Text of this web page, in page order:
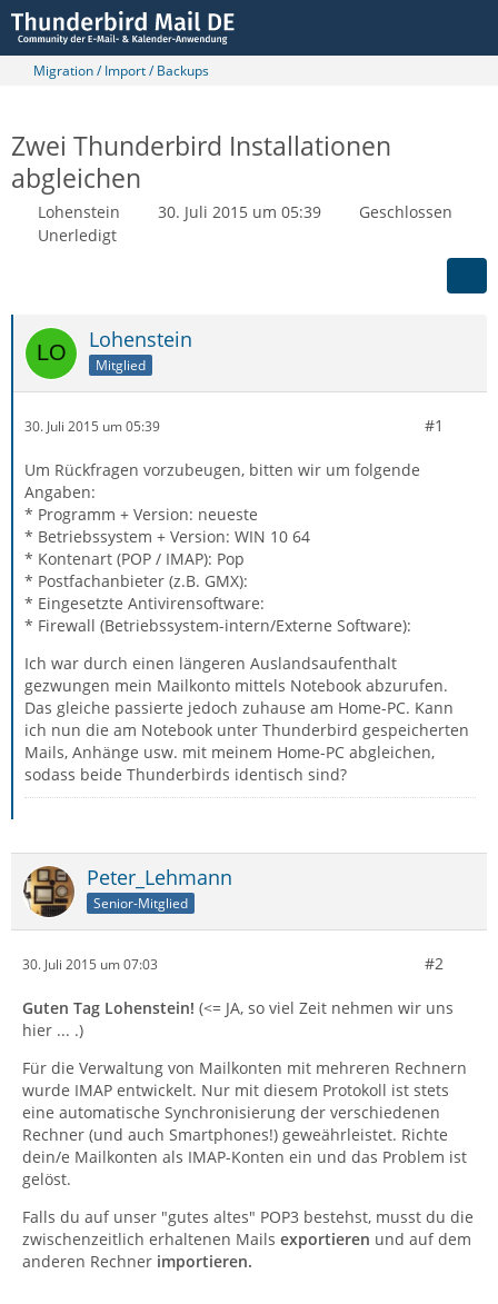
Migration / Import / Backups
Zwei Thunderbird Installationen
abgleichen
Lohenstein 30. Juli 2015 um 05:39
Geschlossen
Unerledigt
Lohenstein
Mitglied
30. Juli 2015 um 05:39 #1
Um Rückfragen vorzubeugen, bitten wir um folgende
Angaben:
* Programm + Version: neueste
* Betriebssystem + Version: WIN 10 64
* Kontenart (POP / IMAP): Pop
* Postfachanbieter (z.B. GMX):
* Eingesetzte Antivirensoftware:
* Firewall (Betriebssystem-intern/Externe Software):
Ich war durch einen längeren Auslandsaufenthalt
gezwungen mein Mailkonto mittels Notebook abzurufen.
Das gleiche passierte jedoch zuhause am Home-PC. Kann
ich nun die am Notebook unter Thunderbird gespeicherten
Mails, Anhänge usw. mit meinem Home-PC abgleichen,
sodass beide Thunderbirds identisch sind?
Peter_Lehmann
Senior-Mitglied
30. Juli 2015 um 07:03 #2
Guten Tag Lohenstein! (<= JA, so viel Zeit nehmen wir uns
hier ... .)
Für die Verwaltung von Mailkonten mit mehreren Rechnern
wurde IMAP entwickelt. Nur mit diesem Protokoll ist stets
eine automatische Synchronisierung der verschiedenen
Rechner (und auch Smartphones!) geweährleistet. Richte
dein/e Mailkonten als IMAP-Konten ein und das Problem ist
gelöst.
Falls du auf unser "gutes altes" POP3 bestehst, musst du die
zwischenzeitlich erhaltenen Mails exportieren und auf dem
anderen Rechner importieren.